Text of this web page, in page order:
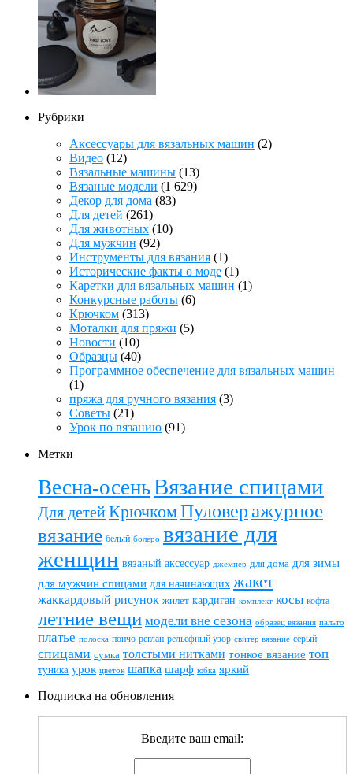
Рубрики
Аксессуары для вязальных машин (2)
Видео (12)
Вязальные машины (13)
Вязаные модели (1 629)
Декор для дома (83)
Для детей (261)
Для животных (10)
Для мужчин (92)
Инструменты для вязания (1)
Исторические факты о моде (1)
Каретки для вязальных машин (1)
Конкурсные работы (6)
Крючком (313)
Моталки для пряжи (5)
Новости (10)
Образцы (40)
Программное обеспечение для вязальных машин
(1)
пряжа для ручного вязания (3)
Советы (21)
Урок по вязанию (91)
Метки
Весна-осеньВязание спицами
Для детейКрючкомПуловер ажурное
вязание белый болеро вязание для
женщин вязаный аксессуар джемпер для дома для зимы
для мужчин спицами для начинающих жакет
жаккардовый рисунок жилет кардиган комплект косы кофта
летние вещи модели вне сезона образец вязания пальто
платье полоска пончо реглан рельефный узор свитер вязание серый
спицами сумка толстыми нитками тонкое вязание топ
туника урок цветок шапка шарф юбка яркий
Подписка на обновления
Введите ваш email: